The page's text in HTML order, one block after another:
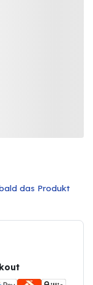
das Produkt